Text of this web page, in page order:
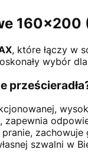
160x200
, które łączy w
wybór
zapewnia
zachowuje
szwalni w